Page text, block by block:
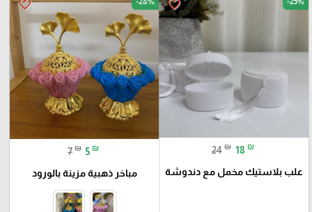
favorite_border
24 ₪ 18 ₪
علب بلاستيك مخمل مع دندوشة
favorite_border
7 ₪ 5 ₪
مباخر ذهبية مزينة بالورود